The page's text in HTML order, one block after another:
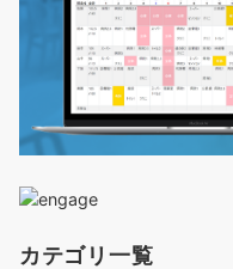
カテゴリ一覧